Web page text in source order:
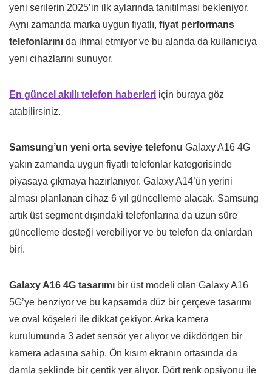
yeni serilerin 2025’in ilk aylarında tanıtılması bekleniyor.
Aynı zamanda marka uygun fiyatlı, fiyat performans
telefonlarını da ihmal etmiyor ve bu alanda da kullanıcıya
yeni cihazlarını sunuyor.
En güncel akıllı telefon haberleri için buraya göz
atabilirsiniz.
Samsung’un yeni orta seviye telefonu Galaxy A16 4G
yakın zamanda uygun fiyatlı telefonlar kategorisinde
piyasaya çıkmaya hazırlanıyor. Galaxy A14’ün yerini
alması planlanan cihaz 6 yıl güncelleme alacak. Samsung
artık üst segment dışındaki telefonlarına da uzun süre
güncelleme desteği verebiliyor ve bu telefon da onlardan
biri.
Galaxy A16 4G tasarımı bir üst modeli olan Galaxy A16
5G’ye benziyor ve bu kapsamda düz bir çerçeve tasarımı
ve oval köşeleri ile dikkat çekiyor. Arka kamera
kurulumunda 3 adet sensör yer alıyor ve dikdörtgen bir
kamera adasına sahip. Ön kısım ekranın ortasında da
damla şeklinde bir çentik yer alıyor. Dört renk opsiyonu ile